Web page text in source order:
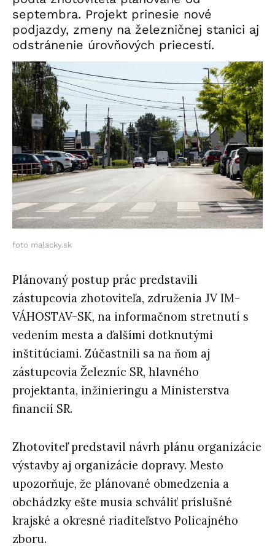
septembra. Projekt prinesie nové
podjazdy, zmeny na železničnej stanici aj
odstránenie úrovňových priecestí.
foto malacky.sk
Plánovaný postup prác predstavili
zástupcovia zhotoviteľa, združenia JV IM-
VÁHOSTAV-SK, na informačnom stretnutí s
vedením mesta a ďalšími dotknutými
inštitúciami. Zúčastnili sa na ňom aj
zástupcovia Železníc SR, hlavného
projektanta, inžinieringu a Ministerstva
financií SR.
Zhotoviteľ predstavil návrh plánu organizácie
výstavby aj organizácie dopravy. Mesto
upozorňuje, že plánované obmedzenia a
obchádzky ešte musia schváliť príslušné
krajské a okresné riaditeľstvo Policajného
zboru.